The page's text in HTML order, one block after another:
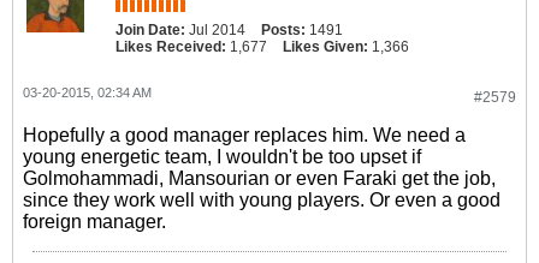
Join Date: Jul 2014 Posts: 1491
Likes Received: 1,677 Likes Given: 1,366
#2579
03-20-2015, 02:34 AM
Hopefully a good manager replaces him. We need a
young energetic team, I wouldn't be too upset if
Golmohammadi, Mansourian or even Faraki get the job,
since they work well with young players. Or even a good
foreign manager.